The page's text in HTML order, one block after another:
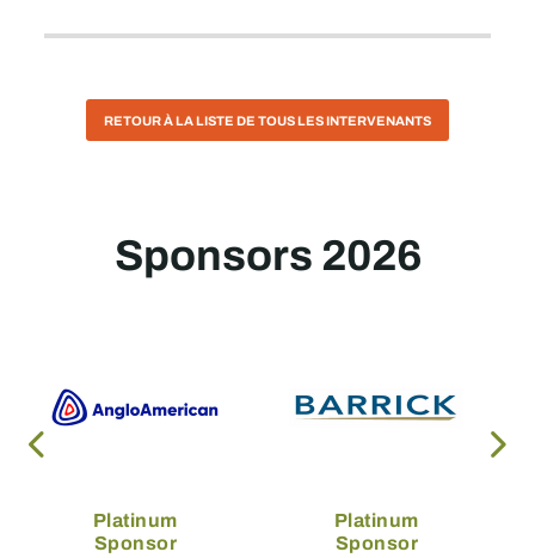
RETOUR À LA LISTE DE TOUS LES INTERVENANTS
Sponsors 2026
Platinum
Sponsor
Platinum
Sponsor